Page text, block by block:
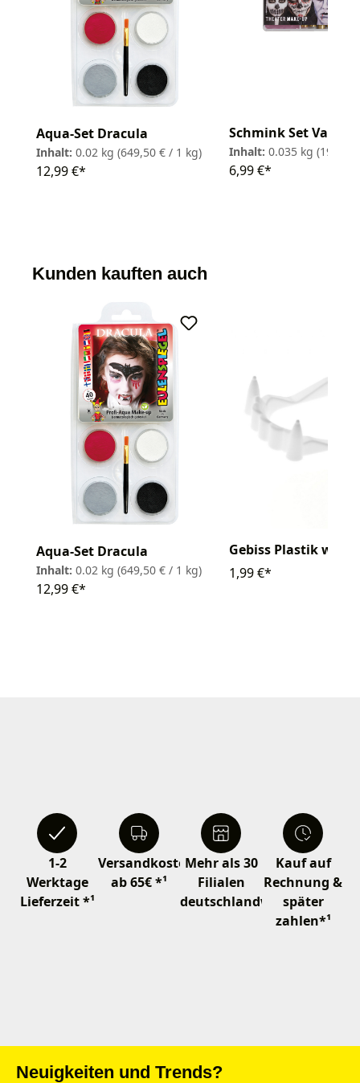
Aqua-Set Dracula
Inhalt: 0.02 kg (649,50 € / 1 kg)
12,99 €*
Schmink Set Vampir
Inhalt: 0.035 kg (199,71
6,99 €*
Kunden kauften auch
Aqua-Set Dracula
Inhalt: 0.02 kg (649,50 € / 1 kg)
12,99 €*
Gebiss Plastik weiß
1,99 €*
1-2
Werktage
Lieferzeit *¹
Versandkostenfrei
ab 65€ *¹
Mehr als 30
Filialen
deutschlandweit
Kauf auf
Rechnung &
später
zahlen*¹
Neuigkeiten und Trends?